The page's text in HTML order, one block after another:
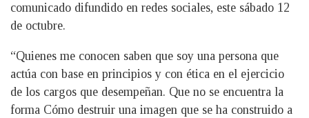
comunicado difundido en redes sociales, este sábado 12
de octubre.
“Quienes me conocen saben que soy una persona que
actúa con base en principios y con ética en el ejercicio
de los cargos que desempeñan. Que no se encuentra la
forma Cómo destruir una imagen que se ha construido a